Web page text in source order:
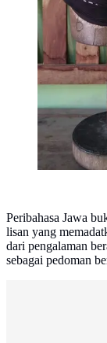
Peribahasa Jawa
lisan yang
dari pengalaman
sebagai pedoman